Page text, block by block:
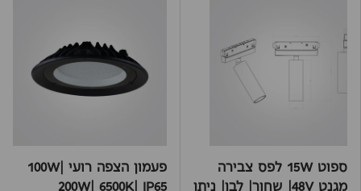
ספוט 15W לפס צבירה
מגנט 48V| שחור| לבן| ניתן
פעמון הצפה רועי 100W|
200W| 6500K| IP65